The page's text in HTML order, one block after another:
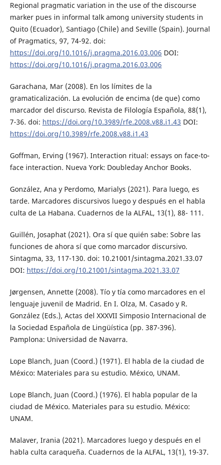
Regional pragmatic variation in the use of the discourse
marker pues in informal talk among university students in
Quito (Ecuador), Santiago (Chile) and Seville (Spain). Journal
of Pragmatics, 97, 74-92. doi:
https://doi.org/10.1016/j.pragma.2016.03.006 DOI:
https://doi.org/10.1016/j.pragma.2016.03.006
Garachana, Mar (2008). En los límites de la
gramaticalización. La evolución de encima (de que) como
marcador del discurso. Revista de Filología Española, 88(1),
7-36. doi: https://doi.org/10.3989/rfe.2008.v88.i1.43 DOI:
https://doi.org/10.3989/rfe.2008.v88.i1.43
Goffman, Erving (1967). Interaction ritual: essays on face-to-
face interaction. Nueva York: Doubleday Anchor Books.
González, Ana y Perdomo, Marialys (2021). Para luego, es
tarde. Marcadores discursivos luego y después en el habla
culta de La Habana. Cuadernos de la ALFAL, 13(1), 88- 111.
Guillén, Josaphat (2021). Ora sí que quién sabe: Sobre las
funciones de ahora sí que como marcador discursivo.
Sintagma, 33, 117-130. doi: 10.21001/sintagma.2021.33.07
DOI: https://doi.org/10.21001/sintagma.2021.33.07
Jørgensen, Annette (2008). Tío y tía como marcadores en el
lenguaje juvenil de Madrid. En I. Olza, M. Casado y R.
González (Eds.), Actas del XXXVII Simposio Internacional de
la Sociedad Española de Lingüística (pp. 387-396).
Pamplona: Universidad de Navarra.
Lope Blanch, Juan (Coord.) (1971). El habla de la ciudad de
México: Materiales para su estudio. México, UNAM.
Lope Blanch, Juan (Coord.) (1976). El habla popular de la
ciudad de México. Materiales para su estudio. México:
UNAM.
Malaver, Irania (2021). Marcadores luego y después en el
habla culta caraqueña. Cuadernos de la ALFAL, 13(1), 19-37.